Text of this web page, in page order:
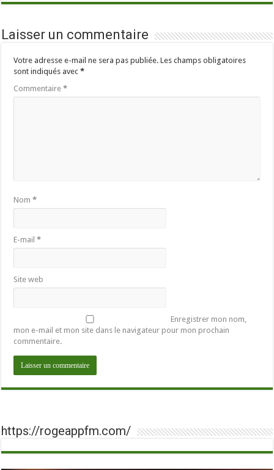
Laisser un commentaire
Votre adresse e-mail ne sera pas publiée. Les champs obligatoires
sont indiqués avec*
Commentaire*
Nom*
E-mail*
Site web
Enregistrer mon nom,
mon e-mail et mon site dans le navigateur pour mon prochain
commentaire.
https://rogeappfm.com/